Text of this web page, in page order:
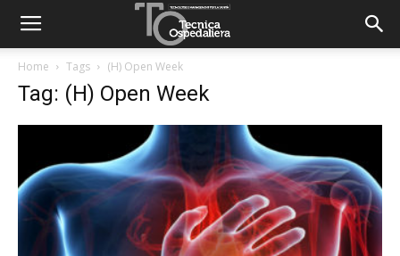
Home Tags (H) Open Week
Tag: (H) Open Week